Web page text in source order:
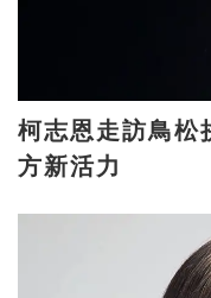
柯志恩走訪鳥
方新活力